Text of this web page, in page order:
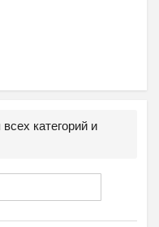
категорий и